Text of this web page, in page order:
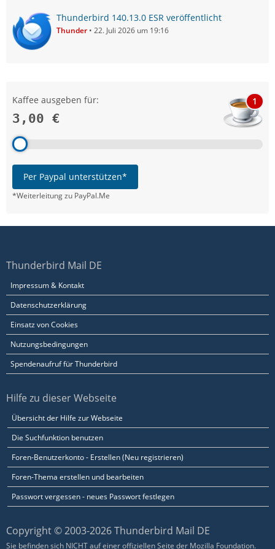
Thunderbird 140.13.0 ESR veröffentlicht
Thunder 22. Juli 2026 um 19:16
Kaffee ausgeben für:
3,00 €
1
Per Paypal unterstützen*
*Weiterleitung zu PayPal.Me
Thunderbird Mail DE
Impressum & Kontakt
Datenschutzerklärung
Einsatz von Cookies
Nutzungsbedingungen
Spendenaufruf für Thunderbird
Hilfe zu dieser Webseite
Übersicht der Hilfe zur Webseite
Die Suchfunktion benutzen
Foren-Benutzerkonto - Erstellen (Neu registrieren)
Foren-Thema erstellen und bearbeiten
Passwort vergessen - neues Passwort festlegen
Copyright © 2003-2026 Thunderbird Mail DE
Sie befinden sich NICHT auf einer offiziellen Seite der Mozilla Foundation.